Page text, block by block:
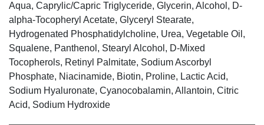
Aqua, Caprylic/Capric Triglyceride, Glycerin, Alcohol, D-
alpha-Tocopheryl Acetate, Glyceryl Stearate,
Hydrogenated Phosphatidylcholine, Urea, Vegetable Oil,
Squalene, Panthenol, Stearyl Alcohol, D-Mixed
Tocopherols, Retinyl Palmitate, Sodium Ascorbyl
Phosphate, Niacinamide, Biotin, Proline, Lactic Acid,
Sodium Hyaluronate, Cyanocobalamin, Allantoin, Citric
Acid, Sodium Hydroxide